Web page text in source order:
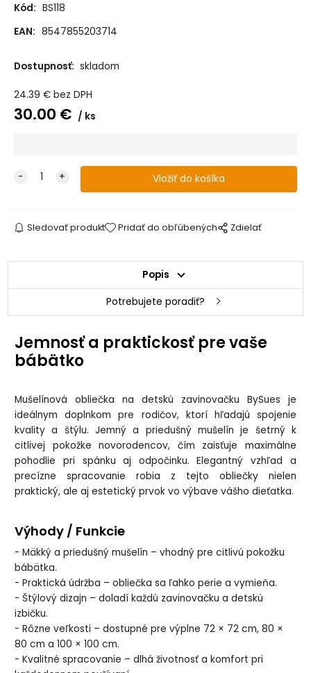
Kód: BS118
EAN: 8547855203714
Dostupnosť: skladom
24.39 € bez DPH
30.00 € ks
Sledovať produkt Pridať do obľúbených Zdielať
Popis
Potrebujete poradiť?
Jemnosť a praktickosť pre vaše
bábätko
Mušelínová obliečka na detskú zavinovačku BySues je
ideálnym doplnkom pre rodičov, ktorí hľadajú spojenie
kvality a štýlu. Jemný a priedušný mušelín je šetrný k
citlivej pokožke novorodencov, čím zaisťuje maximálne
pohodlie pri spánku aj odpočinku. Elegantný vzhľad a
precízne spracovanie robia z tejto obliečky nielen
praktický, ale aj estetický prvok vo výbave vášho dieťatka.
Výhody / Funkcie
- Mäkký a priedušný mušelín – vhodný pre citlivú pokožku
bábätka.
- Praktická údržba – obliečka sa ľahko perie a vymieňa.
- Štýlový dizajn – doladí každú zavinovačku a detskú
izbičku.
- Rôzne veľkosti – dostupné pre výplne 72 × 72 cm, 80 ×
80 cm a 100 × 100 cm.
- Kvalitné spracovanie – dlhá životnosť a komfort pri